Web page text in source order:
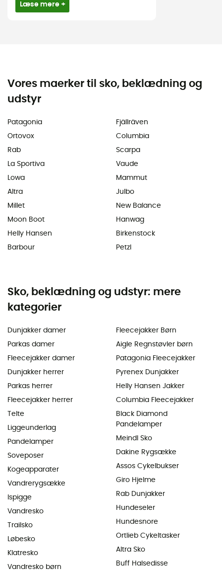
Læse mere +
Vores maerker til sko, beklædning og
udstyr
Patagonia
Ortovox
Rab
La Sportiva
Lowa
Altra
Millet
Moon Boot
Helly Hansen
Barbour
Fjällräven
Columbia
Scarpa
Vaude
Mammut
Julbo
New Balance
Hanwag
Birkenstock
Petzl
Sko, beklædning og udstyr: mere
kategorier
Dunjakker damer
Parkas damer
Fleecejakker damer
Dunjakker herrer
Parkas herrer
Fleecejakker herrer
Telte
Liggeunderlag
Pandelamper
Soveposer
Kogeapparater
Vandrerygsække
Ispigge
Vandresko
Trailsko
Løbesko
Klatresko
Vandresko børn
Fleecejakker Børn
Aigle Regnstøvler børn
Patagonia Fleecejakker
Pyrenex Dunjakker
Helly Hansen Jakker
Columbia Fleecejakker
Black Diamond
Pandelamper
Meindl Sko
Dakine Rygsække
Assos Cykelbukser
Giro Hjelme
Rab Dunjakker
Hundeseler
Hundesnore
Ortlieb Cykeltasker
Altra Sko
Buff Halsedisse